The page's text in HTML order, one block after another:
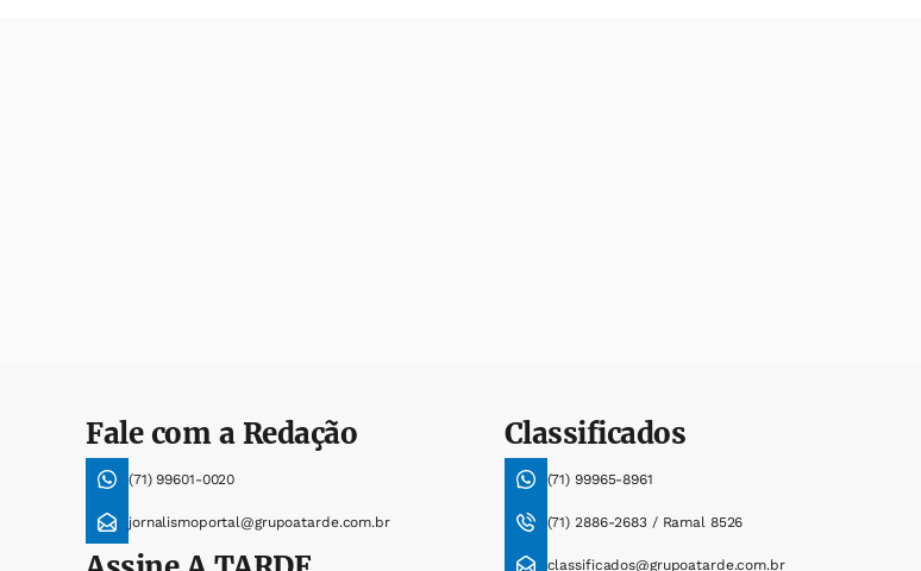
Fale com a Redação
(71) 99601-0020
jornalismoportal@grupoatarde.com.br
Classificados
(71) 99965-8961
(71) 2886-2683 / Ramal 8526
classificados@grupoatarde.com.br